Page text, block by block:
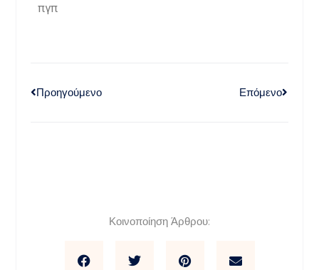
πγπ
Προηγούμενο Επόμενο
Κοινοποίηση Άρθρου: